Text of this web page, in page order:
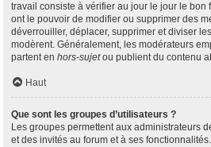
travail consiste à vérifier au jour le jour le bon
ont le pouvoir de modifier ou supprimer des
déverrouiller, déplacer, supprimer et diviser
modèrent. Généralement, les modérateurs
partent en hors-sujetou publient du contenu
Haut
Que sont les groupes d’utilisateurs ?
Les groupes permettent aux administrateurs
et des invités au forum et à ses